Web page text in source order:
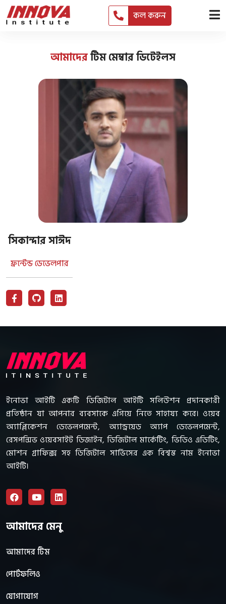
কল করুন
আমাদেরটিম মেম্বার ডিটেইলস
সিকান্দার সাঈদ
ফ্রন্টেন্ড ডেভেলপার
ইনোভা আইটি একটি ডিজিটাল আইটি সলিউশন প্রদানকারী
প্রতিষ্ঠান যা আপনার ব্যবসাকে এগিয়ে নিতে সাহায্য করে। ওয়েব
অ্যাপ্লিকেশন ডেভেলপমেন্ট, অ্যান্ড্রয়েড অ্যাপ ডেভেলপমেন্ট,
রেসপন্সিভ ওয়েবসাইট ডিজাইন, ডিজিটাল মার্কেটিং, ভিডিও এডিটিং,
মোশন গ্রাফিক্স সহ ডিজিটাল সার্ভিসের এক বিশ্বস্ত নাম ইনোভা
আইটি।
আমাদের মেনু
আমাদের টিম
পোর্টফলিও
যোগাযোগ